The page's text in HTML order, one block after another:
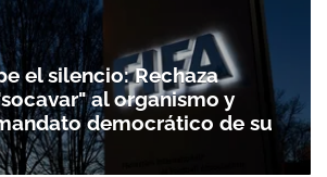
el silencio: Rechaza
al organismo y
democrático de su